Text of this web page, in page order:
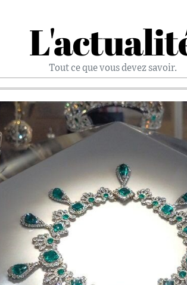
Tout ce que vous devez savoir.